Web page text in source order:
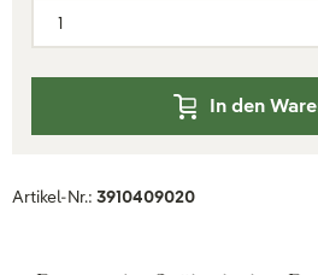
In den
Artikel-Nr.: 3910409020